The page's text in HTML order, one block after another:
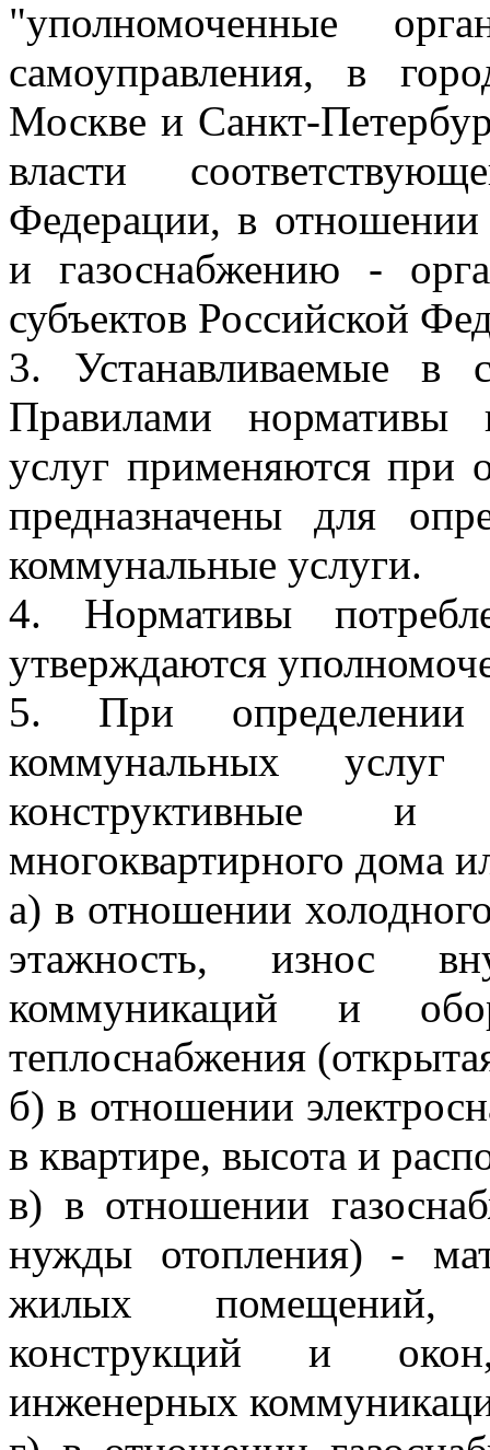
"уполномоченные
самоуправления, в
Москве и Санкт-
власти
Федерации, в
и газоснабжению -
субъектов Российской
3. Устанавливаемые в
Правилами нормативы
услуг применяются при
предназначены для
коммунальные услуги.
4. Нормативы
утверждаются
5. При определении
коммунальных услуг
конструктивные и
многоквартирного дома
а) в отношении
этажность, износ
коммуникаций и
теплоснабжения
б) в отношении
в квартире, высота и
в) в отношении
нужды отопления) -
жилых помещений,
конструкций и
инженерных